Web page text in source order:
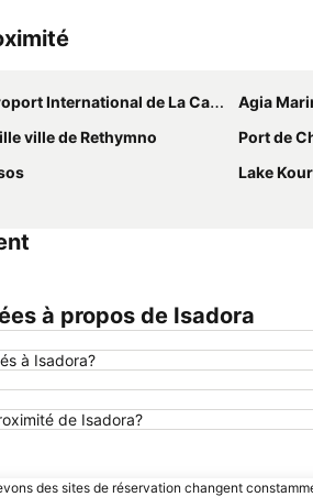
International de La Canée Agia
ville de Rethymno Port de
Lake
à propos de Isadora
à Isadora?
de Isadora?
des sites de réservation changent